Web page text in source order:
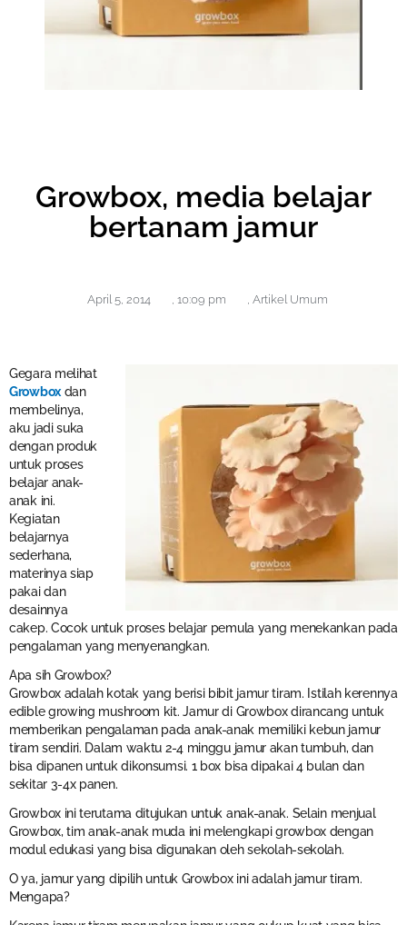
Growbox, media belajar
bertanam jamur
April 5, 2014 , 10:09 pm , Artikel Umum
Gegara melihat
Growbox dan
membelinya,
aku jadi suka
dengan produk
untuk proses
belajar anak-
anak ini.
Kegiatan
belajarnya
sederhana,
materinya siap
pakai dan
desainnya
cakep. Cocok untuk proses belajar pemula yang menekankan pada
pengalaman yang menyenangkan.
Apa sih Growbox?
Growbox adalah kotak yang berisi bibit jamur tiram. Istilah kerennya
edible growing mushroom kit. Jamur di Growbox dirancang untuk
memberikan pengalaman pada anak-anak memiliki kebun jamur
tiram sendiri. Dalam waktu 2-4 minggu jamur akan tumbuh, dan
bisa dipanen untuk dikonsumsi. 1 box bisa dipakai 4 bulan dan
sekitar 3-4x panen.
Growbox ini terutama ditujukan untuk anak-anak. Selain menjual
Growbox, tim anak-anak muda ini melengkapi growbox dengan
modul edukasi yang bisa digunakan oleh sekolah-sekolah.
O ya, jamur yang dipilih untuk Growbox ini adalah jamur tiram.
Mengapa?